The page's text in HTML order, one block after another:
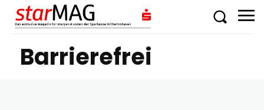
Barrierefrei